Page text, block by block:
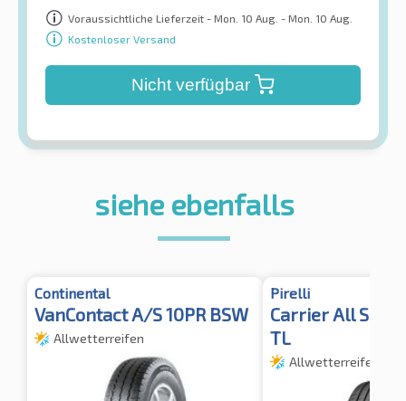
Voraussichtliche Lieferzeit - Mon. 10 Aug. - Mon. 10 Aug.
Kostenloser Versand
Nicht verfügbar
siehe ebenfalls
Continental
VanContact A/S 10PR BSW
Allwetterreifen
Pirelli
Carrier All
TL
Allwetterreifen